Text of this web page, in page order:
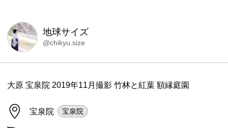
地球サイズ
@chikyu.size
大原 宝泉院 2019年11月撮影 竹林と紅葉 額縁庭園
宝泉院 宝泉院